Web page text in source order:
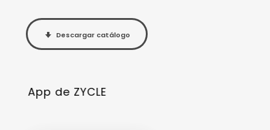
Descargar catálogo
App de ZYCLE